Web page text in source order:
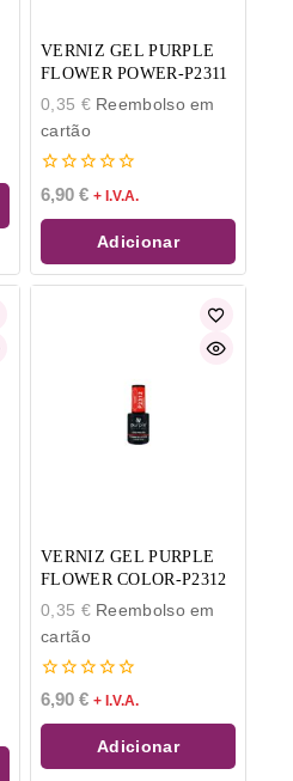
VERNIZ GEL PURPLE
FLOWER POWER-P2311
0,35 €Reembolso em
cartão
0
de
5
6,90 € + I.V.A.
Adicionar
VERNIZ GEL PURPLE
FLOWER COLOR-P2312
0,35 €Reembolso em
cartão
0
de
5
6,90 € + I.V.A.
Adicionar